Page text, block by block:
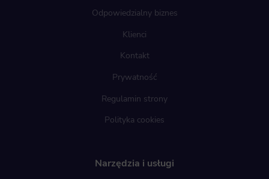
Odpowiedzialny biznes
Klienci
Kontakt
Prywatność
Regulamin strony
Polityka cookies
Narzędzia i usługi